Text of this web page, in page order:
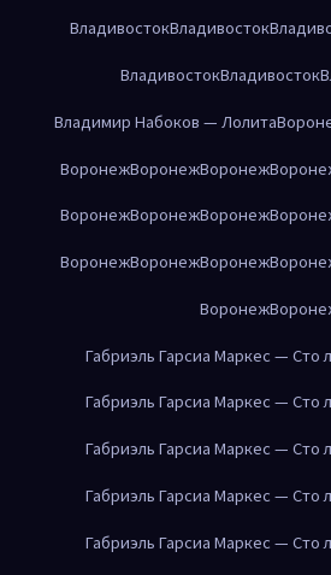
ВладивостокВладивосток
ВладивостокВладивосток
Владимир Набоков — Лолита
ВоронежВоронежВоронеж
ВоронежВоронежВоронеж
ВоронежВоронежВоронеж
Воронеж
Габриэль Гарсиа Маркес — Сто
Габриэль Гарсиа Маркес — Сто
Габриэль Гарсиа Маркес — Сто
Габриэль Гарсиа Маркес — Сто
Габриэль Гарсиа Маркес — Сто